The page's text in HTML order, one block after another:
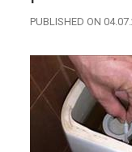
PUBLISHED ON